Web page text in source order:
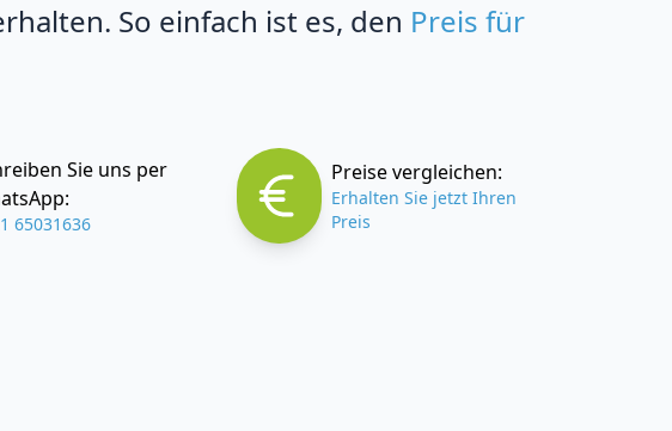
So einfach ist es, den Preis für
Sie uns per
65031636
Preise vergleichen:
Erhalten Sie jetzt Ihren
Preis